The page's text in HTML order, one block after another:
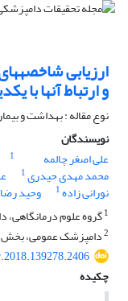
ارزیابی
و ارتباط آنها با
نوع مقاله : بهداشت و
نویسندگان
علی اصغر چالمه
1
محمد مهدی حیدری1
نورانی زاده1 وحید
1گروه علوم درمانگاهی،
2دامپزشک عمومی،
چکیده